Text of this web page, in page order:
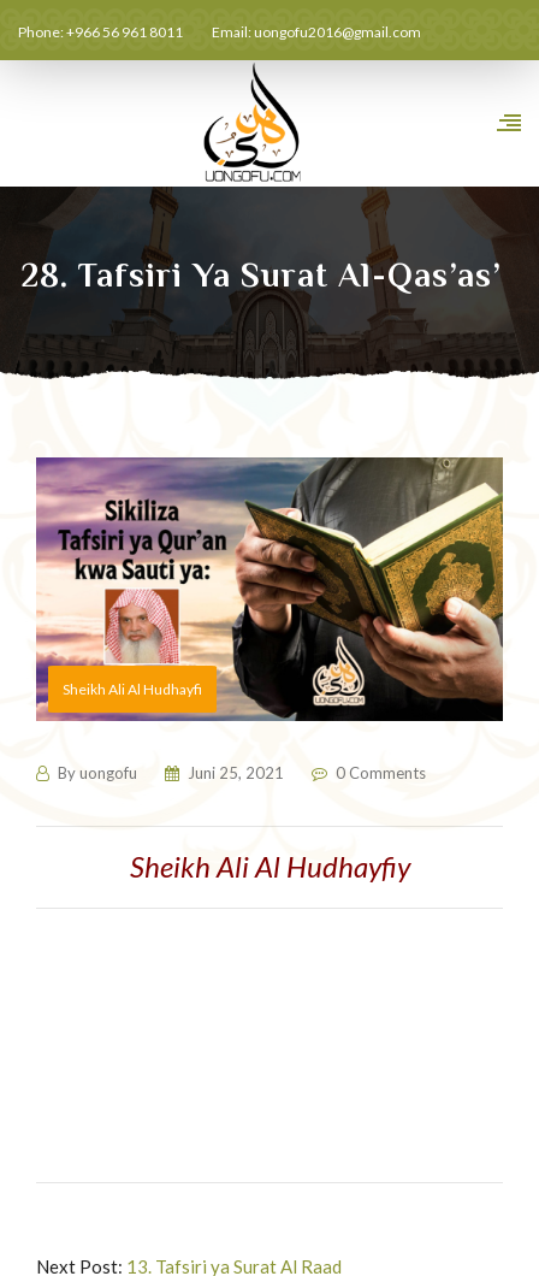
Phone: +966 56 961 8011 Email:uongofu2016@gmail.com
28. Tafsiri Ya Surat Al-Qas’as’
Sheikh Ali Al Hudhayfi
Byuongofu Juni 25, 2021 0 Comments
Sheikh Ali Al Hudhayfiy
Next Post: 13. Tafsiri ya Surat Al Raad